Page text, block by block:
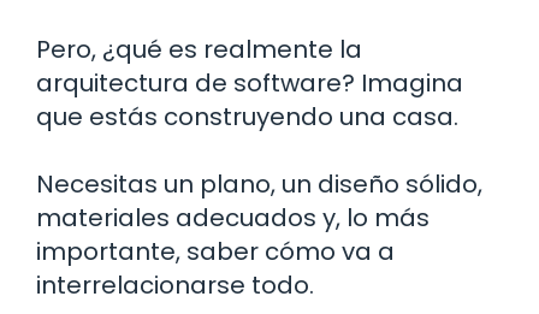
Pero, ¿qué es realmente la
arquitectura de software? Imagina
que estás construyendo una casa.
Necesitas un plano, un diseño sólido,
materiales adecuados y, lo más
importante, saber cómo va a
interrelacionarse todo.